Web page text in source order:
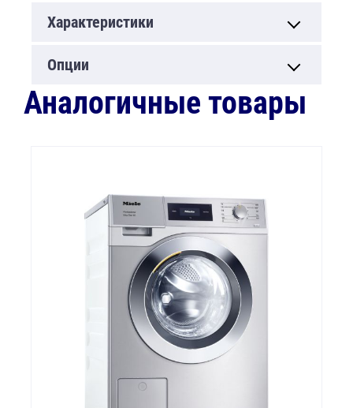
Характеристики
Опции
Аналогичные товары